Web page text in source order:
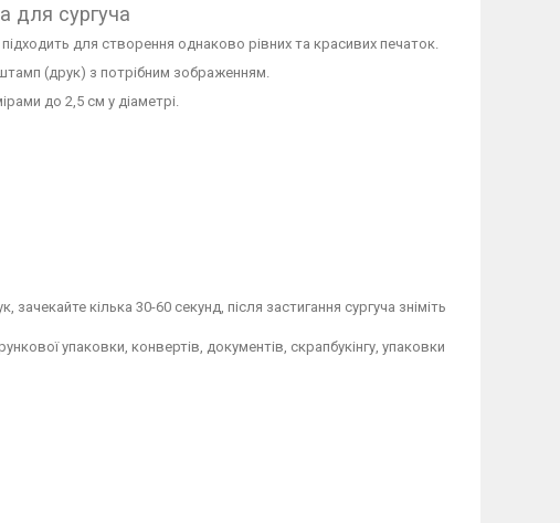
для сургуча
для створення однаково рівних та красивих печаток.
(друк) з потрібним зображенням.
до 2,5 см у діаметрі.
кілька 30-60 секунд, після застигання сургуча зніміть
упаковки, конвертів, документів, скрапбукінгу, упаковки